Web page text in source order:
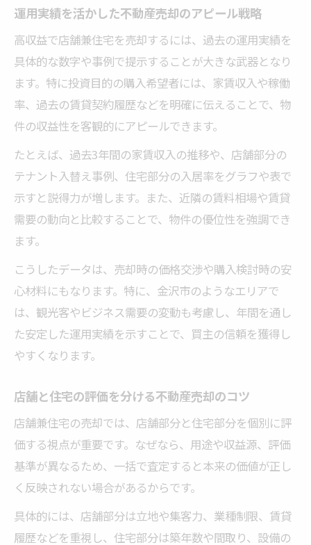
消費税や譲渡所得税の不動産売却対策方法
確定申告で損をしない不動産売却の留意点
専門家に相談する際の重要ポイント
不動産売却時に専門家へ相談すべき疑問点
税務や評価で頼れる不動産売却の専門家の
役割
店舗兼住宅に強い不動産売却専門家の選び
方
不動産売却の相談時に準備しておく情報一
覧
用途地域を考慮した魅力的な提案方法
不動産売却で用途地域を活かす提案の工夫
店舗兼住宅の用途制限を伝える不動産売却
術
将来の運用可能性を示す不動産売却の提案
例
法
業種選定を踏まえた不動産売却の魅力付与
※しつこい営業は一切ありません※ご入力いた
運用実績を活かした不動産売却のアピール戦略
高収益で店舗兼住宅を売却するには、過去の運用実績を
具体的な数字や事例で提示することが大きな武器となり
ます。特に投資目的の購入希望者には、家賃収入や稼働
率、過去の賃貸契約履歴などを明確に伝えることで、物
件の収益性を客観的にアピールできます。
たとえば、過去3年間の家賃収入の推移や、店舗部分の
テナント入替え事例、住宅部分の入居率をグラフや表で
示すと説得力が増します。また、近隣の賃料相場や賃貸
需要の動向と比較することで、物件の優位性を強調でき
ます。
こうしたデータは、売却時の価格交渉や購入検討時の安
心材料にもなります。特に、金沢市のようなエリアで
は、観光客やビジネス需要の変動も考慮し、年間を通し
た安定した運用実績を示すことで、買主の信頼を獲得し
やすくなります。
店舗と住宅の評価を分ける不動産売却のコツ
店舗兼住宅の売却では、店舗部分と住宅部分を個別に評
価する視点が重要です。なぜなら、用途や収益源、評価
基準が異なるため、一括で査定すると本来の価値が正し
く反映されない場合があるからです。
具体的には、店舗部分は立地や集客力、業種制限、賃貸
履歴などを重視し、住宅部分は築年数や間取り、設備の